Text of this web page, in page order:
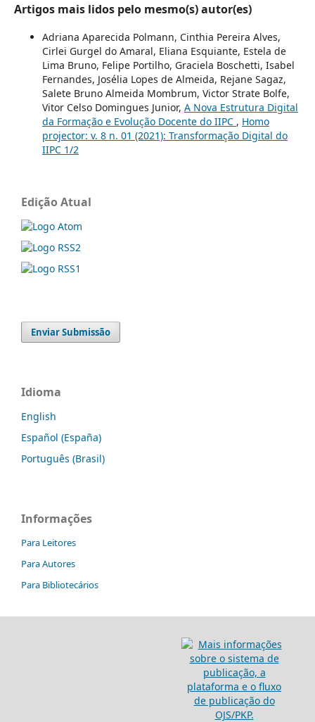
Artigos mais lidos pelo mesmo(s) autor(es)
Adriana Aparecida Polmann, Cinthia Pereira Alves,
Cirlei Gurgel do Amaral, Eliana Esquiante, Estela de
Lima Bruno, Felipe Portilho, Graciela Boschetti, Isabel
Fernandes, Josélia Lopes de Almeida, Rejane Sagaz,
Salete Bruno Almeida Mombrum, Victor Strate Bolfe,
Vitor Celso Domingues Junior, A Nova Estrutura Digital
da Formação e Evolução Docente do IIPC , Homo
projector: v. 8 n. 01 (2021): Transformação Digital do
IIPC 1/2
Edição Atual
Enviar Submissão
Idioma
English
Español (España)
Português (Brasil)
Informações
Para Leitores
Para Autores
Para Bibliotecários